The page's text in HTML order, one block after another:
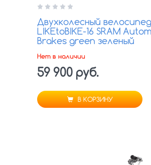
Двухколесный
LIKEtoBIKE-16 SRAM
Brakes green зеленый
Нет в наличии
59 900 руб.
В КОРЗИНУ